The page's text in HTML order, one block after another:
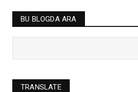
BU BLOGDA ARA
TRANSLATE